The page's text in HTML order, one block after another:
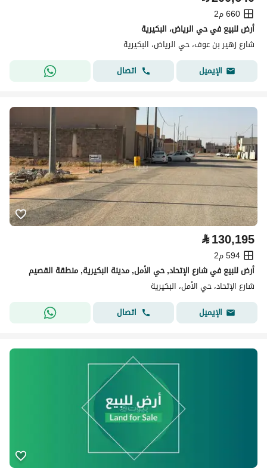
660 م2
أرض للبيع في حي الرياض، البكيرية
شارع زهير بن عوف، حي الرياض، البكيرية
الإيميل
اتصال
⃁130,195
594 م2
أرض للبيع في شارع الإتحاد, حي الأمل, مدينة البكيرية, منطقة القصيم
شارع الإتحاد، حي الأمل، البكيرية
الإيميل
اتصال